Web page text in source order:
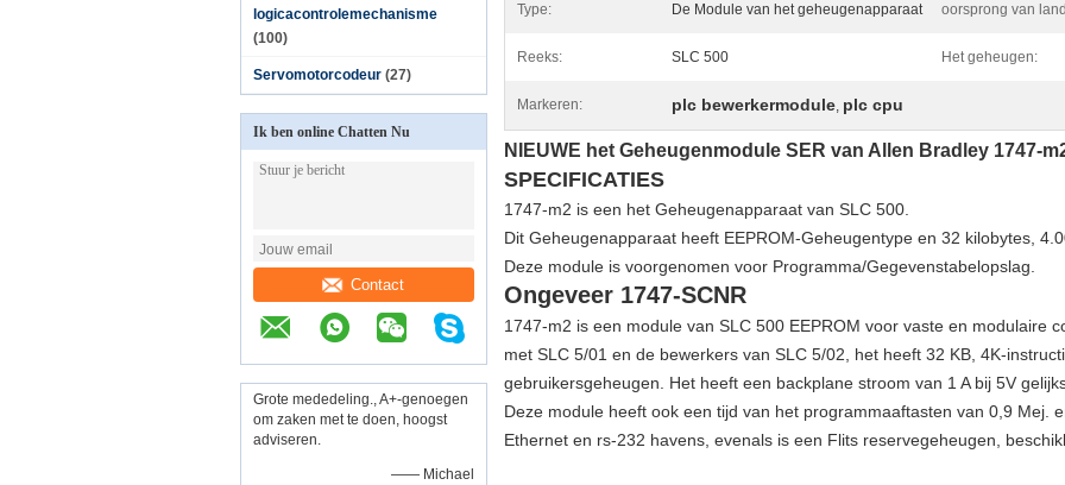
logicacontrolemechanisme
(100)
Servomotorcodeur (27)
Ik ben online Chatten Nu
Contact
Grote mededeling., A+-genoegen
om zaken met te doen, hoogst
adviseren.
—— Michael
Type: De Module van het geheugenapparaat oorsprong van
Reeks: SLC 500 Het geheugen:
Markeren: plc bewerkermodule, plc cpu
NIEUWE het Geheugenmodule SER van Allen Bradley 1747-
SPECIFICATIES
1747-m2 is een het Geheugenapparaat van SLC 500.
Dit Geheugenapparaat heeft EEPROM-Geheugentype en 32 kilobytes,
Deze module is voorgenomen voor Programma/Gegevenstabelopslag.
Ongeveer 1747-SCNR
1747-m2 is een module van SLC 500 EEPROM voor vaste en modulaire
met SLC 5/01 en de bewerkers van SLC 5/02, het heeft 32 KB, 4K-
gebruikersgeheugen. Het heeft een backplane stroom van 1 A bij 5V
Deze module heeft ook een tijd van het programmaaftasten van 0,9 Mej.
Ethernet en rs-232 havens, evenals is een Flits reservegeheugen,